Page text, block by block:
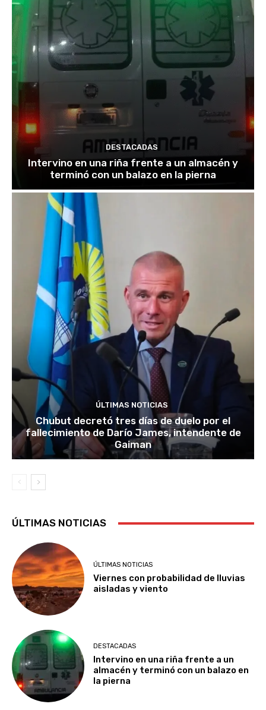
DESTACADAS
Intervino en una riña frente a un almacén y
terminó con un balazo en la pierna
ÚLTIMAS NOTICIAS
Chubut decretó tres días de duelo por el
fallecimiento de Darío James, intendente de
Gaiman
ÚLTIMAS NOTICIAS
ÚLTIMAS NOTICIAS
Viernes con probabilidad de lluvias
aisladas y viento
DESTACADAS
Intervino en una riña frente a un
almacén y terminó con un balazo en
la pierna